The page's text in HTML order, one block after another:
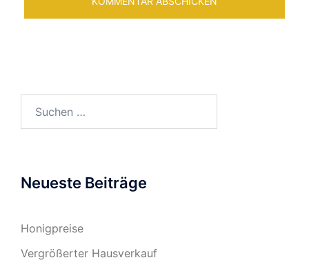
Neueste Beiträge
Honigpreise
Vergrößerter Hausverkauf